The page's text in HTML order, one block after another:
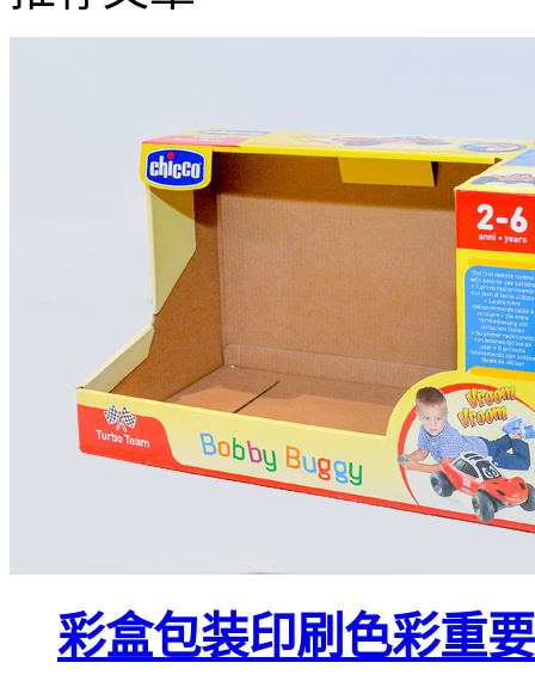
彩盒包装印刷色彩重